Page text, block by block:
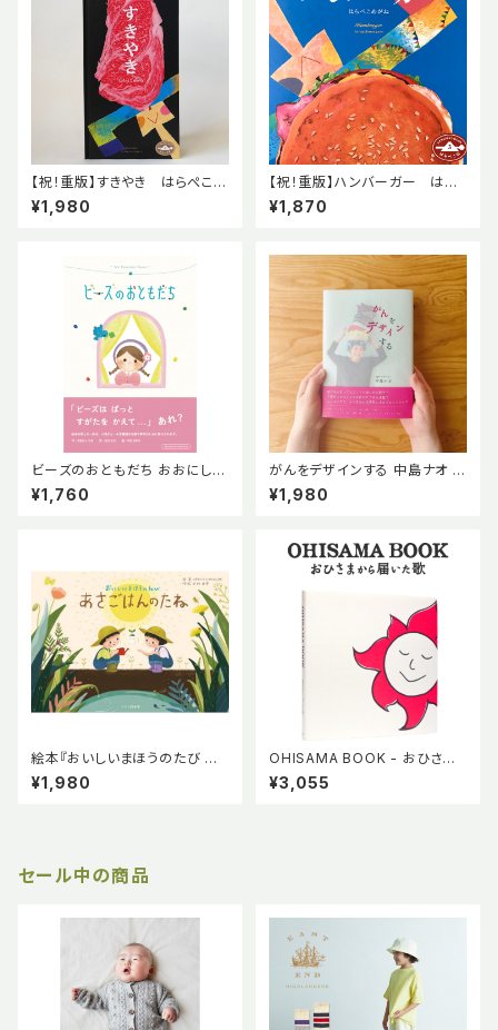
【祝！重版】すきやき はらぺこ印
2 はらぺこめがね ニジノ絵本
屋 擬音
¥1,980
【祝！重版】ハンバーガー はら
ぺこ印3 はらぺこめがね ニジ
ノ絵本屋 擬音
¥1,870
ビーズのおともだち おおにしわ
か ニジノ絵本屋 小児がん【特典
ペーパーアイテムセット付】わか
¥1,760
がんをデザインする 中島ナオ ナ
オカケル ニジノ絵本屋
¥1,980
絵本『おいしいまほうのたび あ
さごはんのたね』AGRI BATON
PROJECT 小林由季 木谷佳子
¥1,980
OHISAMA BOOK - おひさま
から届いた歌 - テライシマナ
竹紙でできた本 ベジタブルイ
¥3,055
セール中の商品